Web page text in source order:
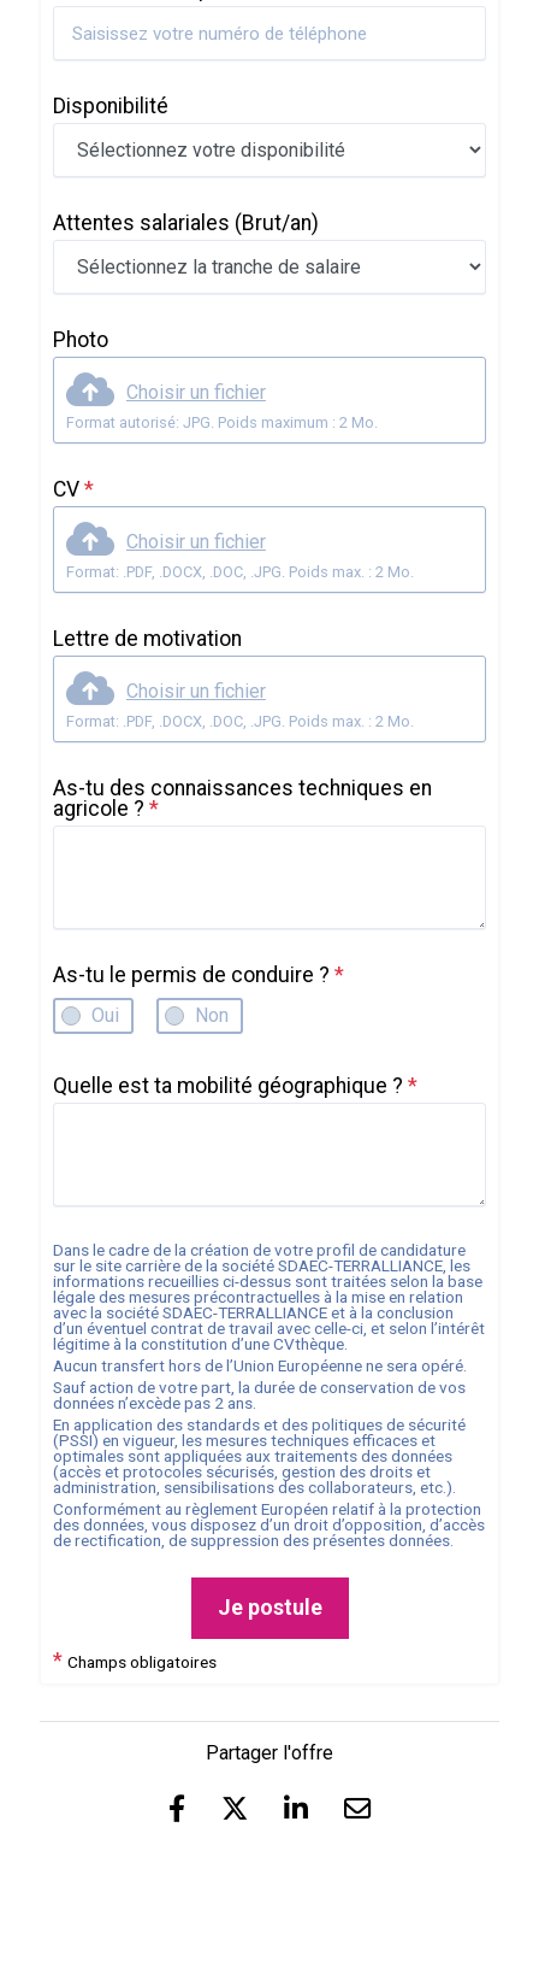
Disponibilité
Attentes salariales (Brut/an)
Photo
Choisir un fichier
Format autorisé: JPG. Poids maximum : 2 Mo.
CV *
Choisir un fichier
Format: .PDF, .DOCX, .DOC, .JPG. Poids max. : 2 Mo.
Lettre de motivation
Choisir un fichier
Format: .PDF, .DOCX, .DOC, .JPG. Poids max. : 2 Mo.
As-tu des connaissances techniques en
agricole ? *
As-tu le permis de conduire ? *
Oui Non
Quelle est ta mobilité géographique ? *
Dans le cadre de la création de votre profil de candidature
sur le site carrière de la sociétéSDAEC-TERRALLIANCE, les
informations recueillies ci-dessus sont traitées selon la base
légale des mesures précontractuelles à la mise en relation
avec la sociétéSDAEC-TERRALLIANCEet à la conclusion
d’un éventuel contrat de travail avec celle-ci, et selon l’intérêt
légitime à la constitution d’une CVthèque.
Aucun transfert hors de l’Union Européenne ne sera opéré.
Sauf action de votre part, la durée de conservation de vos
données n’excède pas 2 ans.
En application des standards et des politiques de sécurité
(PSSI) en vigueur, les mesures techniques efficaces et
optimales sont appliquées aux traitements des données
(accès et protocoles sécurisés, gestion des droits et
administration, sensibilisations des collaborateurs, etc.).
Conformément au règlement Européen relatif à la protection
des données, vous disposez d’un droit d’opposition, d’accès
de rectification, de suppression des présentes données.
Je postule
* Champs obligatoires
Partager l'offre